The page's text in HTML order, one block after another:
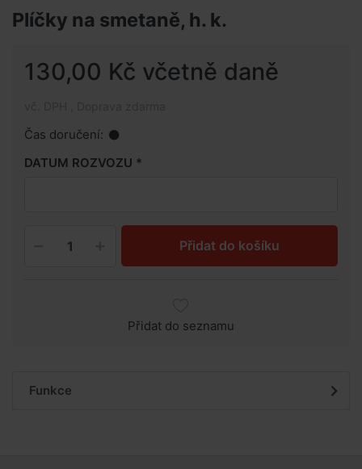
Plíčky na smetaně, h. k.
130,00 Kč včetně daně
Čas doručení:
DATUM ROZVOZU
Přidat do košíku
Přidat do seznamu
Funkce